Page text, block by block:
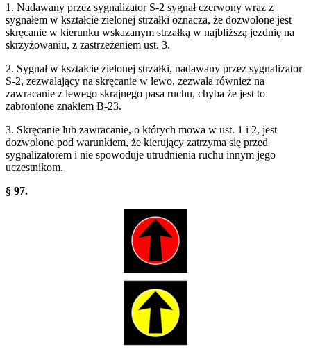
1. Nadawany przez sygnalizator S-2 sygnał czerwony wraz z
sygnałem w kształcie zielonej strzałki oznacza, że dozwolone jest
skręcanie w kierunku wskazanym strzałką w najbliższą jezdnię na
skrzyżowaniu, z zastrzeżeniem ust. 3.
2. Sygnał w kształcie zielonej strzałki, nadawany przez sygnalizator
S-2, zezwalający na skręcanie w lewo, zezwala również na
zawracanie z lewego skrajnego pasa ruchu, chyba że jest to
zabronione znakiem B-23.
3. Skręcanie lub zawracanie, o których mowa w ust. 1 i 2, jest
dozwolone pod warunkiem, że kierujący zatrzyma się przed
sygnalizatorem i nie spowoduje utrudnienia ruchu innym jego
uczestnikom.
§ 97.